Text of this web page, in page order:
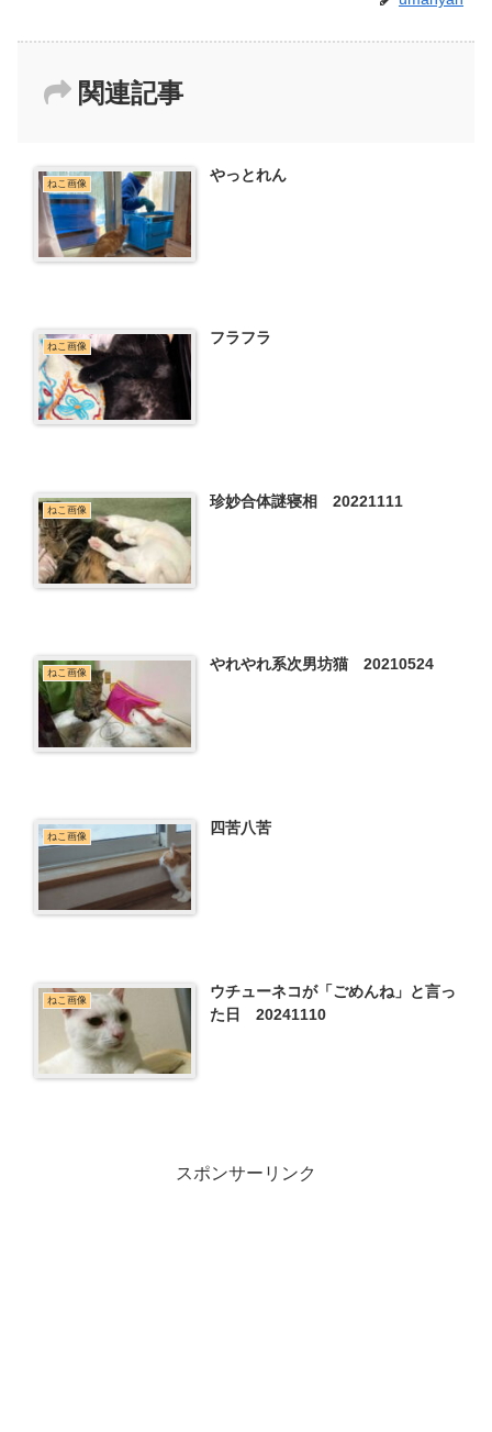
関連記事
ねこ画像 やっとれん
ねこ画像 フラフラ
ねこ画像 珍妙合体謎寝相 20221111
ねこ画像 やれやれ系次男坊猫 20210524
ねこ画像 四苦八苦
ねこ画像
ウチューネコが「ごめんね」と言っ
た日 20241110
スポンサーリンク